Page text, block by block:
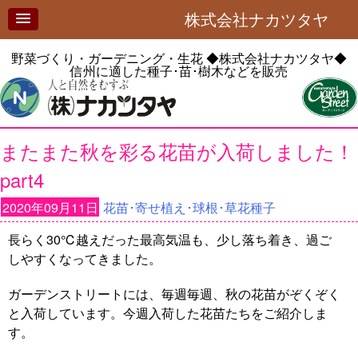
株式会社ナカツタヤ
野菜づくり・ガーデニング・生花◆株式会社ナカツタヤ◆
信州に適した種子･苗･樹木などを販売
またまた秋を彩る花苗が入荷しました！
part4
2020年09月11日 花苗･寄せ植え･球根･草花種子
長らく30℃越えだった最高気温も、少し落ち着き、過ご
しやすくなってきました。
ガーデンストリートには、毎週毎週、秋の花苗がぞくぞく
と入荷しています。今週入荷した花苗たちをご紹介しま
す。